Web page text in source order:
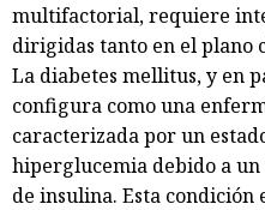
multifactorial, requiere
dirigidas tanto en el plano
La diabetes mellitus, y en
configura como una
caracterizada por un
hiperglucemia debido a
de insulina. Esta condición